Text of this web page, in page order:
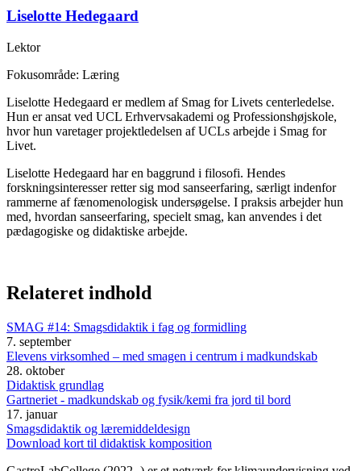
Liselotte Hedegaard
Lektor
Fokusområde: Læring
Liselotte Hedegaard er medlem af Smag for Livets centerledelse.
Hun er ansat ved UCL Erhvervsakademi og Professionshøjskole,
hvor hun varetager projektledelsen af UCLs arbejde i Smag for
Livet.
Liselotte Hedegaard har en baggrund i filosofi. Hendes
forskningsinteresser retter sig mod sanseerfaring, særligt indenfor
rammerne af fænomenologisk undersøgelse. I praksis arbejder hun
med, hvordan sanseerfaring, specielt smag, kan anvendes i det
pædagogiske og didaktiske arbejde.
Relateret indhold
SMAG #14: Smagsdidaktik i fag og formidling
7. september
Elevens virksomhed – med smagen i centrum i madkundskab
28. oktober
Didaktisk grundlag
Gartneriet - madkundskab og fysik/kemi fra jord til bord
17. januar
Smagsdidaktik og læremiddeldesign
Download kort til didaktisk komposition